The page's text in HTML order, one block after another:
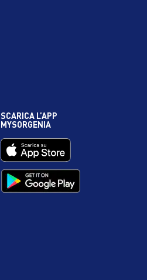
SCARICA L’APP
MYSORGENIA